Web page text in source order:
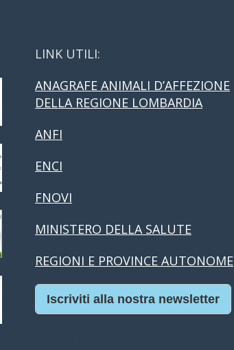
LINK UTILI:
ANAGRAFE ANIMALI D’AFFEZIONE
DELLA REGIONE LOMBARDIA
ANFI
ENCI
FNOVI
MINISTERO DELLA SALUTE
REGIONI E PROVINCE AUTONOME
Iscriviti alla nostra newsletter